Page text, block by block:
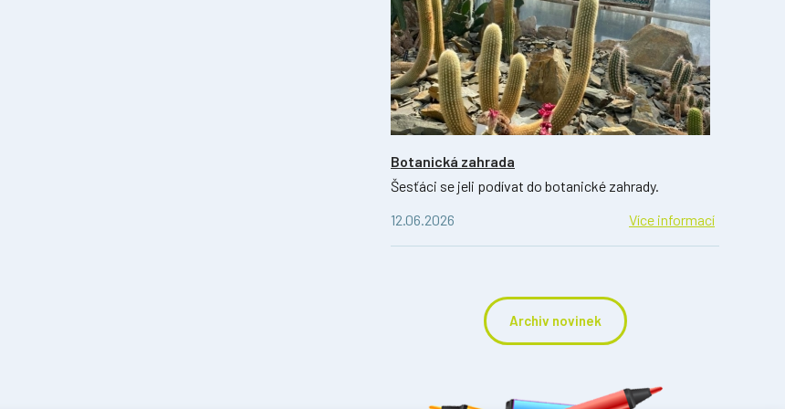
Botanická zahrada
Šesťáci se jeli podívat do botanické zahrady.
12.06.2026
Více informací
Archiv novinek